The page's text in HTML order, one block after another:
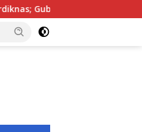
Kualitas Pendidikan